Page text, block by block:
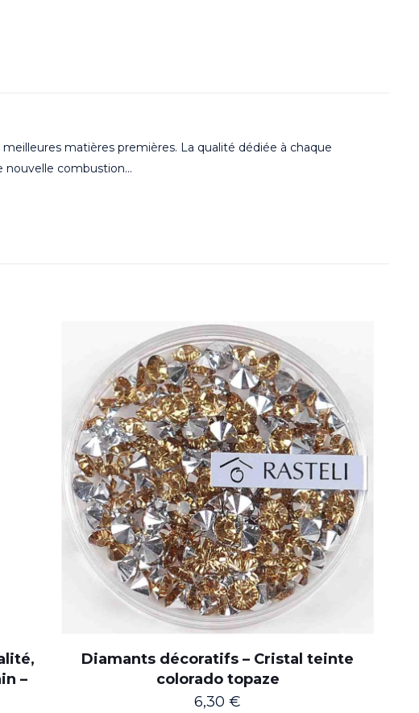
matières premières. La qualité dédiée à chaque
nouvelle combustion…
–
Diamants décoratifs – Cristal teinte
colorado topaze
6,30€